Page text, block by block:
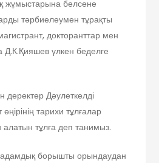
жұмыстарына белсене
тәрбиелеумен тұрақты
докторанттар мен
Д.К.Қияшев үлкен беделге
Дәулеткелді
тарихи тұлғалар
тұлға деп танимыз.
борышты орындаудан